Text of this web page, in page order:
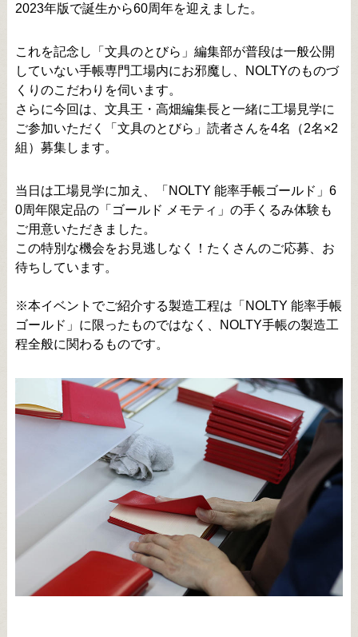
2023年版で誕生から60周年を迎えました。
これを記念し「文具のとびら」編集部が普段は一般公開
していない手帳専門工場内にお邪魔し、NOLTYのものづ
くりのこだわりを伺います。
さらに今回は、文具王・高畑編集長と一緒に工場見学に
ご参加いただく「文具のとびら」読者さんを4名（2名×2
組）募集します。
当日は工場見学に加え、「NOLTY 能率手帳ゴールド」6
0周年限定品の「ゴールド メモティ」の手くるみ体験も
ご用意いただきました。
この特別な機会をお見逃しなく！たくさんのご応募、お
待ちしています。
※本イベントでご紹介する製造工程は「NOLTY 能率手帳
ゴールド」に限ったものではなく、NOLTY手帳の製造工
程全般に関わるものです。